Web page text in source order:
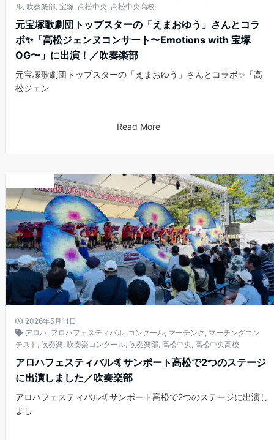
ル 吹奏楽部 宝塚 高松中央 高松中央高校
元宝塚歌劇団トップスターの「えまおゆう」さんとコラ
ボ✨「高松ジェンヌコンサート〜Emotions with 宝塚
OG〜」に出演！／吹奏楽部
元宝塚歌劇団トップスターの「えまおゆう」さんとコラボ✨「高
松ジェン
Read More
2026年5月11日
アロハ, アロハフェスティバル, コンクール, マーチング, マーチングコン
テスト , 吹奏楽, 吹奏楽コンクール, 吹奏楽部, 高松中央, 高松中央高校
アロハフェスティバル🤙サンポート高松で2つのステージ
に出演しました／吹奏楽部
アロハフェスティバル🤙サンポート高松で2つのステージに出演し
まし